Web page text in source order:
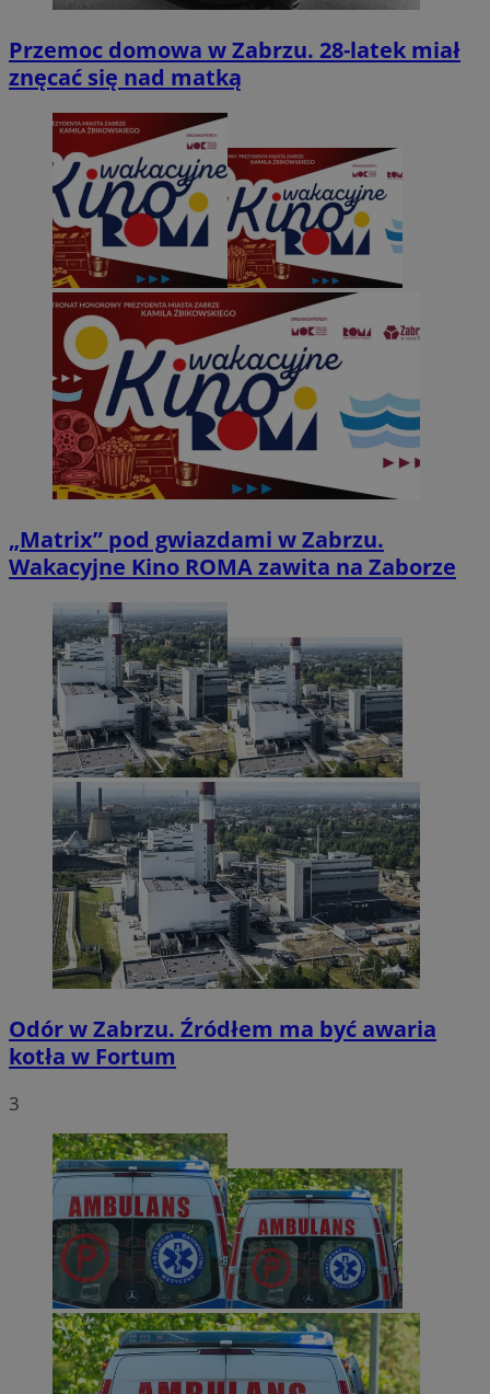
Przemoc domowa w Zabrzu. 28-latek miał
znęcać się nad matką
„Matrix” pod gwiazdami w Zabrzu.
Wakacyjne Kino ROMA zawita na Zaborze
Odór w Zabrzu. Źródłem ma być awaria
kotła w Fortum
3